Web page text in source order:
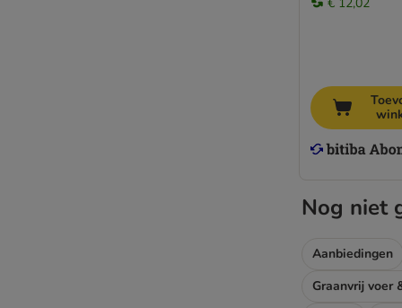
Nog niet
Aanbiedingen
Graanvrij voer